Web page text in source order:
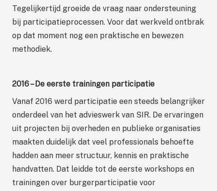
Tegelijkertijd groeide de vraag naar ondersteuning
bij participatieprocessen. Voor dat werkveld ontbrak
op dat moment nog een praktische en bewezen
methodiek.
2016 – De eerste trainingen participatie
Vanaf 2016 werd participatie een steeds belangrijker
onderdeel van het advieswerk van SIR. De ervaringen
uit projecten bij overheden en publieke organisaties
maakten duidelijk dat veel professionals behoefte
hadden aan meer structuur, kennis en praktische
handvatten. Dat leidde tot de eerste workshops en
trainingen over burgerparticipatie voor